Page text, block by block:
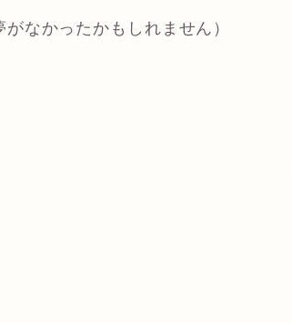
なかったかもしれません）